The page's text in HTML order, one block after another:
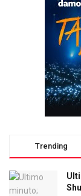
Trending